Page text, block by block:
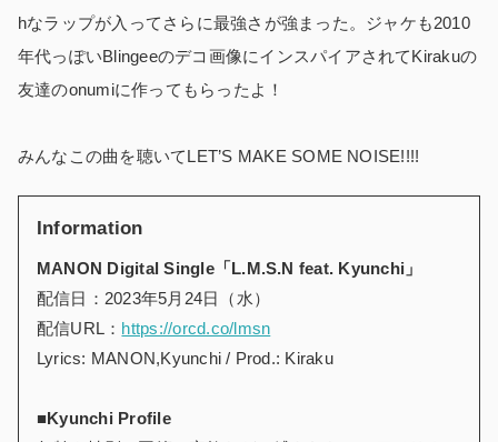
hなラップが入ってさらに最強さが強まった。ジャケも2010
年代っぽいBlingeeのデコ画像にインスパイアされてKirakuの
友達のonumiに作ってもらったよ！
みんなこの曲を聴いてLET’S MAKE SOME NOISE!!!!
Information
MANON Digital Single「L.M.S.N feat. Kyunchi 」
配信日：2023年5月24日（水）
配信URL： https://orcd.co/lmsn
Lyrics: MANON,Kyunchi / Prod.: Kiraku
■Kyunchi Profile